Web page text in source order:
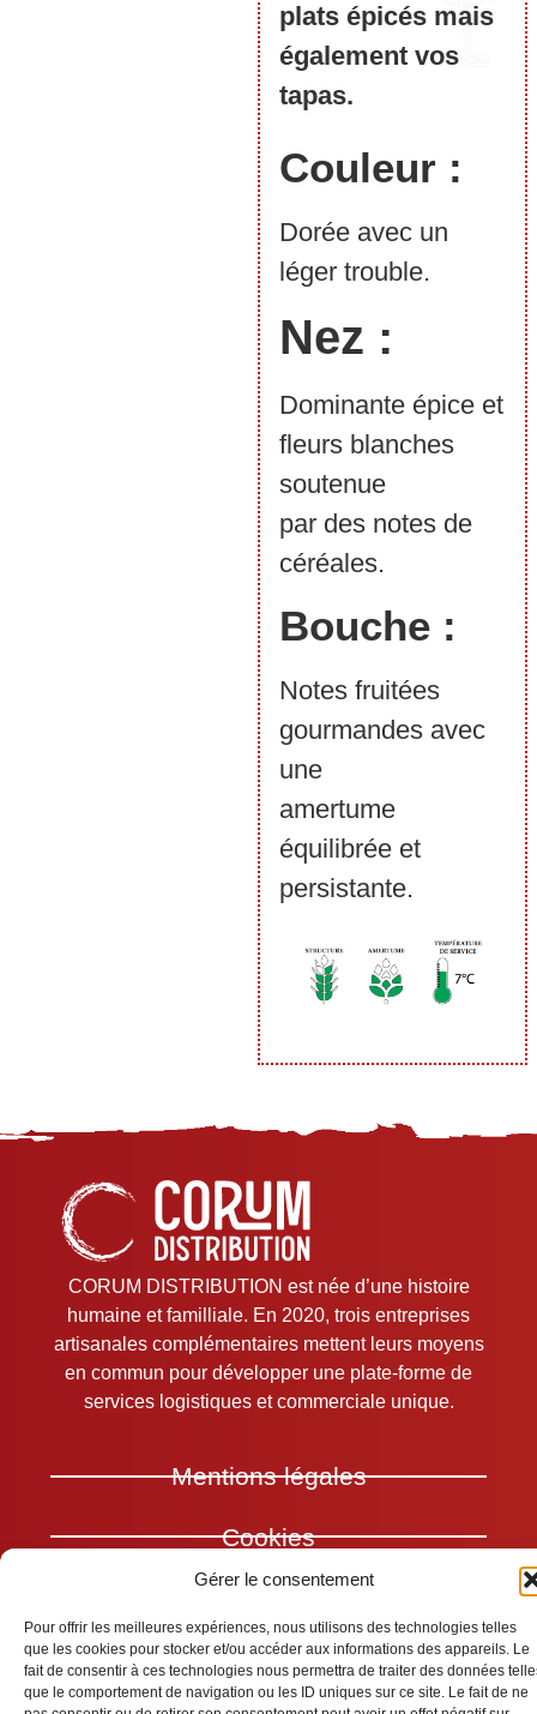
Gérer le consentement
Pour offrir les meilleures expériences, nous utilisons des technologies telles
que les cookies pour stocker et/ou accéder aux informations des appareils. Le
fait de consentir à ces technologies nous permettra de traiter des données
que le comportement de navigation ou les ID uniques sur ce site. Le fait de ne
plats épicés mais
également vos
tapas.
Couleur :
Dorée avec un
léger trouble.
Nez :
Dominante épice et
fleurs blanches
soutenue
par des notes de
céréales.
Bouche :
Notes fruitées
gourmandes avec
une
amertume
équilibrée et
persistante.
CORUM DISTRIBUTION est née d’une histoire
humaine et familliale. En 2020, trois entreprises
artisanales complémentaires mettent leurs moyens
en commun pour développer une plate-forme de
services logistiques et commerciale unique.
Mentions légales
Cookies